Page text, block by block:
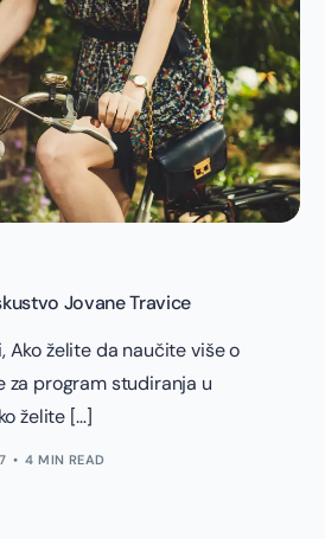
Jovane Travice
želite da naučite više o
program studiranja u
želite […]
4 MIN READ